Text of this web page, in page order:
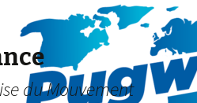
du Mouvement